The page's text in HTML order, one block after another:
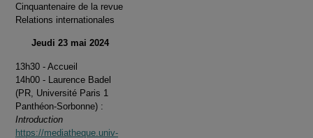
Cinquantenaire de la revue
Relations internationales
Jeudi 23 mai 2024
13h30 - Accueil
14h00 - Laurence Badel
(PR, Université Paris 1
Panthéon-Sorbonne) :
Introduction
https://mediatheque.univ-